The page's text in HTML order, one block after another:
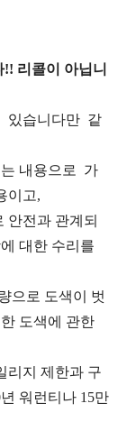
리콜이 아닙니
있습니다만 같
는 내용으로 가
이고,
안전과 관계되
대한 수리를
으로 도색이 벗
도색에 관한
리지 제한과 구
워런티나 15만